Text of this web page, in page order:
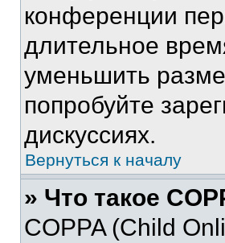
конференции
длительное
уменьшить
попробуйте
дискуссиях.
Вернуться к началу
» Что такое
COPPA (Child